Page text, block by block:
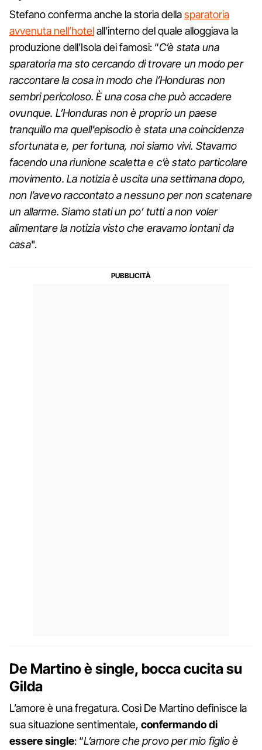
Stefano conferma anche la storia dellasparatoria
avvenuta nell’hotelall’interno del quale alloggiava la
produzione dell’Isola dei famosi: “C’è stata una
sparatoria ma sto cercando di trovare un modo per
raccontare la cosa in modo che l’Honduras non
sembri pericoloso. È una cosa che può accadere
ovunque. L’Honduras non è proprio un paese
tranquillo ma quell’episodio è stata una coincidenza
sfortunata e, per fortuna, noi siamo vivi. Stavamo
facendo una riunione scaletta e c’è stato particolare
movimento. La notizia è uscita una settimana dopo,
non l’avevo raccontato a nessuno per non scatenare
un allarme. Siamo stati un po’ tutti a non voler
alimentare la notizia visto che eravamo lontani da
casa".
De Martino è single, bocca cucita su
Gilda
L’amore è una fregatura. Così De Martino definisce la
sua situazione sentimentale, confermando di
essere single: “L’amore che provo per mio figlio è